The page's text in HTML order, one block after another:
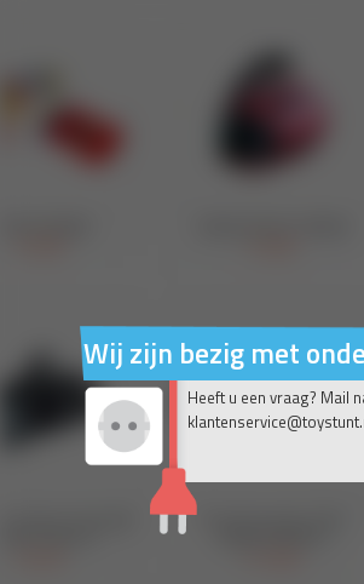
Wij zijn bezig met
Heeft u een vraag? Mail